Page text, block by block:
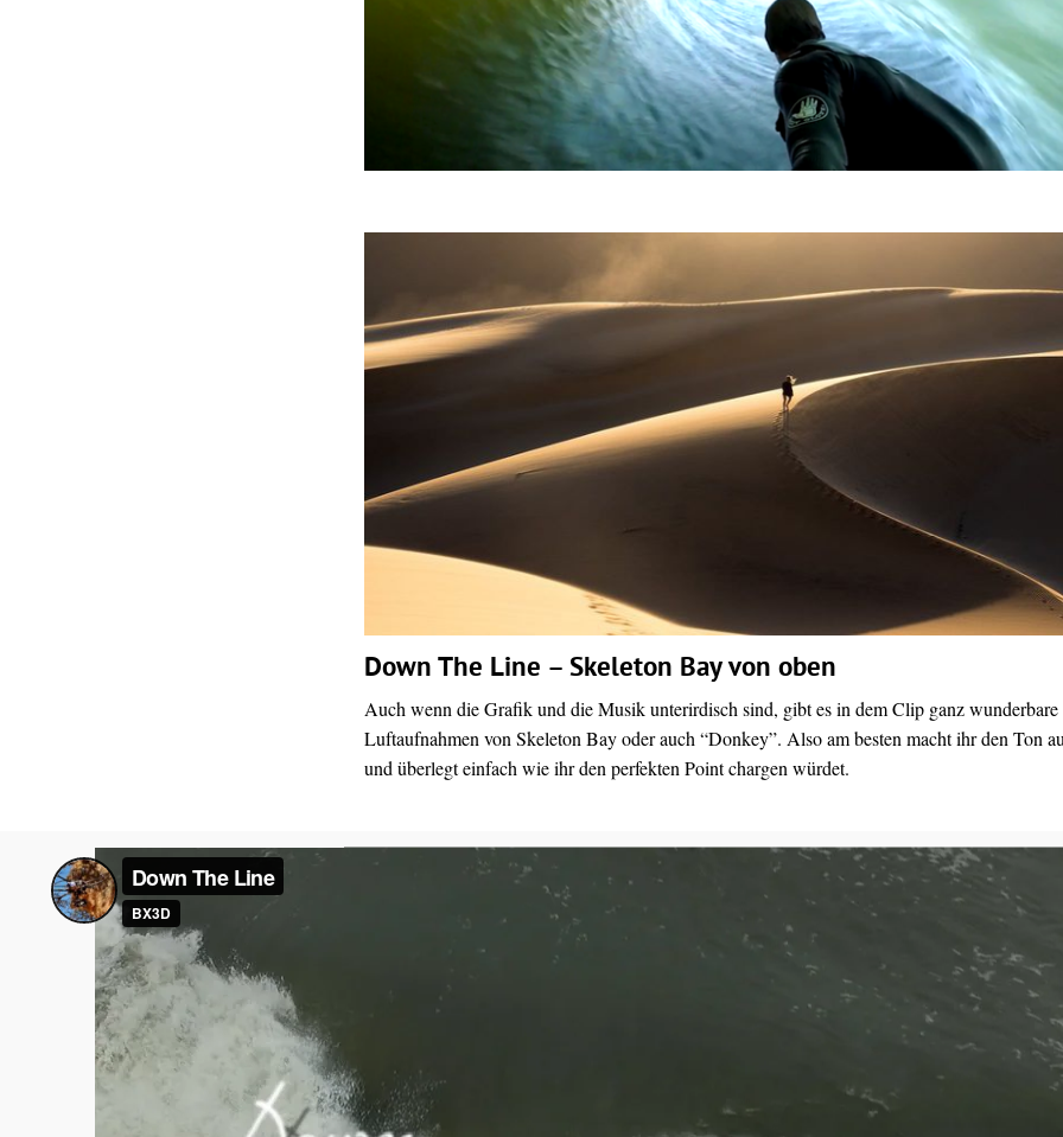
Down The Line – Skeleton Bay von oben
Auch wenn die Grafik und die Musik unterirdisch sind, gibt es in dem Clip ganz wunderbare
Luftaufnahmen von Skeleton Bay oder auch “Donkey”. Also am besten macht ihr den Ton
und überlegt einfach wie ihr den perfekten Point chargen würdet.